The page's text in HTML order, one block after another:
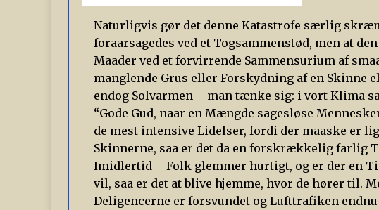
Naturligvis gør det denne Katastrofe særlig
foraarsagedes ved et Togsammenstød, men at
Maader ved et forvirrende Sammensurium af
manglende Grus eller Forskydning af en Skinne
endog Solvarmen – man tænke sig: i vort Klima
“Gode Gud, naar en Mængde sagesløse
de mest intensive Lidelser, fordi der maaske er
Skinnerne, saa er det da en forskrækkelig farlig
Imidlertid – Folk glemmer hurtigt, og er der en
vil, saa er det at blive hjemme, hvor de hører til.
Deligencerne er forsvundet og Lufttrafiken